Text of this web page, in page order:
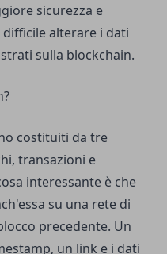
sicurezza e
alterare i dati
sulla blockchain.
costituiti da tre
transazioni e
interessante è che
su una rete di
precedente. Un
un link e i dati